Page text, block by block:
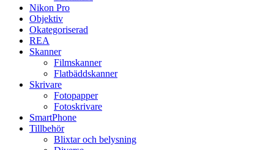
Nikon Pro
Objektiv
Okategoriserad
REA
Skanner
Filmskanner
Flatbäddskanner
Skrivare
Fotopapper
Fotoskrivare
SmartPhone
Tillbehör
Blixtar och belysning